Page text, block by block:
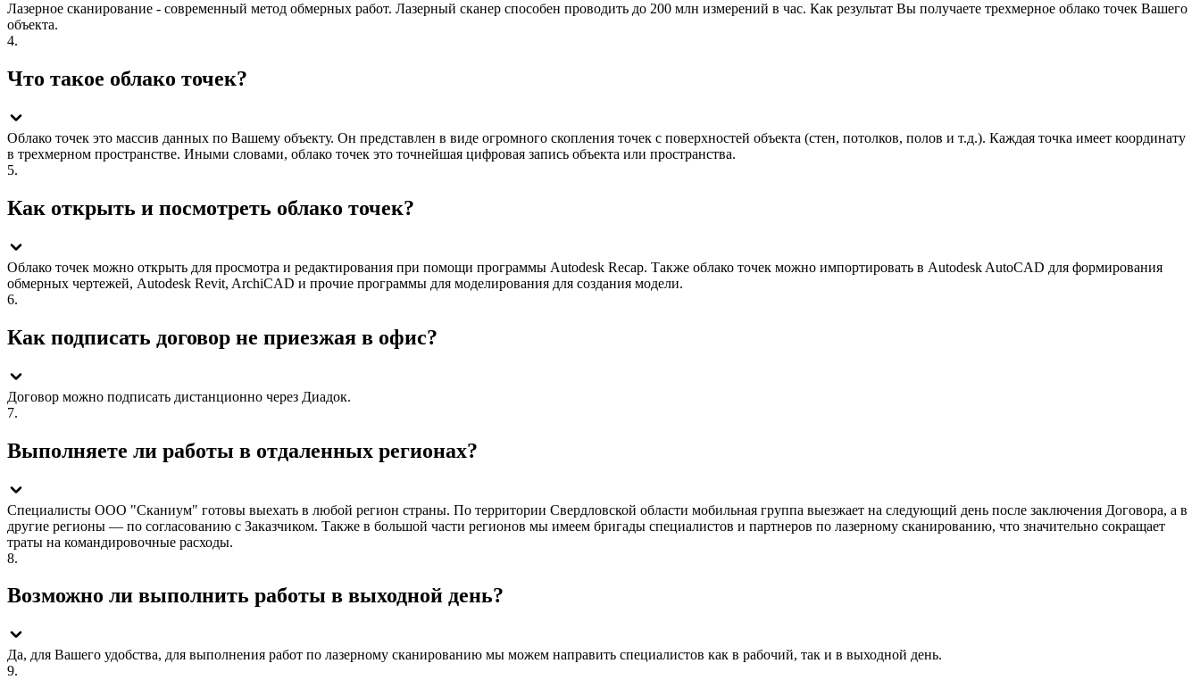
Лазерное сканирование - современный метод обмерных работ. Лазерный сканер способен проводить до 200 млн измерений в час. Как результат Вы получаете трехмерное облако точек Вашего
объекта.
4.
Что такое облако точек?
Облако точек это массив данных по Вашему объекту. Он представлен в виде огромного скопления точек с поверхностей объекта (стен, потолков, полов и т.д.). Каждая точка имеет координату
в трехмерном пространстве. Иными словами, облако точек это точнейшая цифровая запись объекта или пространства.
5.
Как открыть и посмотреть облако точек?
Облако точек можно открыть для просмотра и редактирования при помощи программы Autodesk Recap. Также облако точек можно импортировать в Autodesk AutoCAD для формирования
обмерных чертежей, Autodesk Revit, ArchiCAD и прочие программы для моделирования для создания модели.
6.
Как подписать договор не приезжая в офис?
Договор можно подписать дистанционно через Диадок.
7.
Выполняете ли работы в отдаленных регионах?
Специалисты ООО "Сканиум" готовы выехать в любой регион страны. По территории Свердловской области мобильная группа выезжает на следующий день после заключения Договора, а в
другие регионы — по согласованию с Заказчиком. Также в большой части регионов мы имеем бригады специалистов и партнеров по лазерному сканированию, что значительно сокращает
траты на командировочные расходы.
8.
Возможно ли выполнить работы в выходной день?
Да, для Вашего удобства, для выполнения работ по лазерному сканированию мы можем направить специалистов как в рабочий, так и в выходной день.
9.